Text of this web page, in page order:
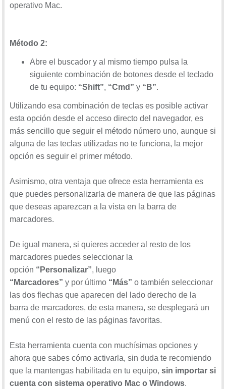
operativo Mac.
Método 2:
Abre el buscador y al mismo tiempo pulsa la
siguiente combinación de botones desde el teclado
de tu equipo: “Shift”, “Cmd” y “B”.
Utilizando esa combinación de teclas es posible activar
esta opción desde el acceso directo del navegador, es
más sencillo que seguir el método número uno, aunque si
alguna de las teclas utilizadas no te funciona, la mejor
opción es seguir el primer método.
Asimismo, otra ventaja que ofrece esta herramienta es
que puedes personalizarla de manera de que las páginas
que deseas aparezcan a la vista en la barra de
marcadores.
De igual manera, si quieres acceder al resto de los
marcadores puedes seleccionar la
opción “Personalizar”, luego
“Marcadores” y por último “Más” o también seleccionar
las dos flechas que aparecen del lado derecho de la
barra de marcadores, de esta manera, se desplegará un
menú con el resto de las páginas favoritas.
Esta herramienta cuenta con muchísimas opciones y
ahora que sabes cómo activarla, sin duda te recomiendo
que la mantengas habilitada en tu equipo, sin importar si
cuenta con sistema operativo Mac o Windows.